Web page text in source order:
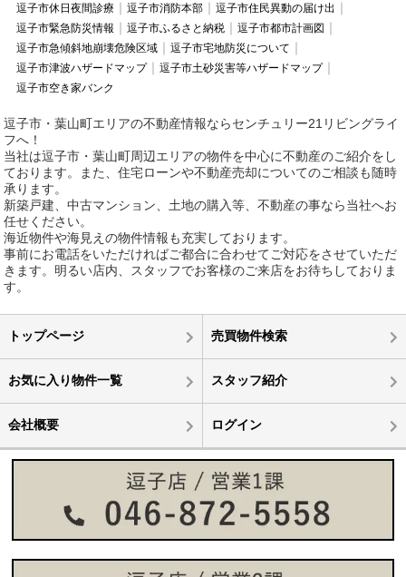
逗子市休日夜間診療
逗子市消防本部
逗子市住民異動の届け出
逗子市緊急防災情報
逗子市ふるさと納税
逗子市都市計画図
逗子市急傾斜地崩壊危険区域
逗子市宅地防災について
逗子市津波ハザードマップ
逗子市土砂災害等ハザードマップ
逗子市空き家バンク
逗子市・葉山町エリアの不動産情報ならセンチュリー21リビングライ
フへ！
当社は逗子市・葉山町周辺エリアの物件を中心に不動産のご紹介をし
ております。また、住宅ローンや不動産売却についてのご相談も随時
承ります。
新築戸建、中古マンション、土地の購入等、不動産の事なら当社へお
任せください。
海近物件や海見えの物件情報も充実しております。
事前にお電話をいただければご都合に合わせてご対応をさせていただ
きます。明るい店内、スタッフでお客様のご来店をお待ちしておりま
す。
トップページ 売買物件検索
お気に入り物件一覧 スタッフ紹介
会社概要 ログイン